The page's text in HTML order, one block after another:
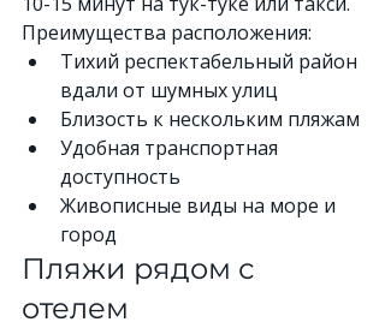
Преимущества расположения:
Тихий респектабельный район
вдали от шумных улиц
Близость к нескольким пляжам
Удобная транспортная
доступность
Живописные виды на море и
город
Пляжи рядом с
отелем